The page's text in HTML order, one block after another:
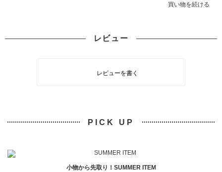
買い物を続ける
レビュー
レビューを書く
PICK UP
小物から先取り！SUMMER ITEM